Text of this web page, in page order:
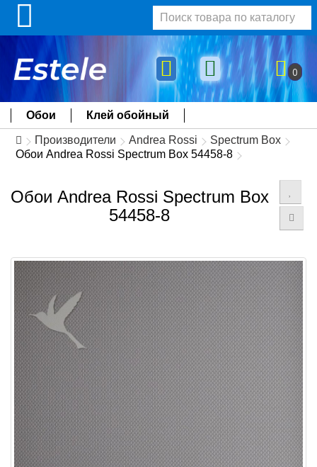
0
Обои Клей обойный
Производители Andrea Rossi
Spectrum Box
Обои Andrea Rossi Spectrum Box 54458-8
Обои Andrea Rossi Spectrum Box
54458-8